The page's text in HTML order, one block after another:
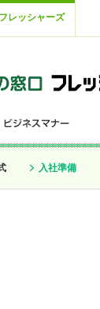
フレッシャーズ
入社準備